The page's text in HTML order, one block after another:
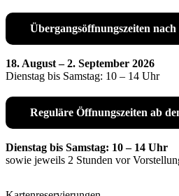
Übergangsöffnungszeiten
18. August – 2. September 2026
Dienstag bis Samstag: 10 – 14 Uhr
Reguläre Öffnungszeiten ab
Dienstag bis Samstag: 10 – 14 Uhr
sowie jeweils 2 Stunden vor